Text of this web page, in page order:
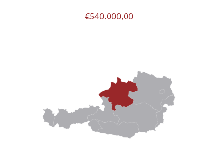
€540.000,00